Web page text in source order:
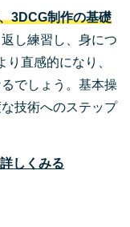
3DCG制作の基礎
し練習し、身につ
直感的になり、
でしょう。基本操
技術へのステップ
しくみる